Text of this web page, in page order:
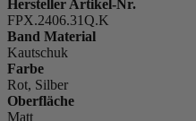
Hersteller Artikel-Nr.
FPX.2406.31Q.K
Band Material
Kautschuk
Farbe
Rot, Silber
Oberfläche
Matt